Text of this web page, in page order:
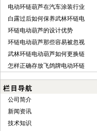
电动环链葫芦在汽车涂装行业
白露过后如何保养武林环链电
环链电动葫芦的设计优势
环链电动葫芦那些容易被忽视
武林环链电动葫芦如何更换链
怎样正确存放飞鸽牌电动环链
公司简介
新闻资讯
技术知识